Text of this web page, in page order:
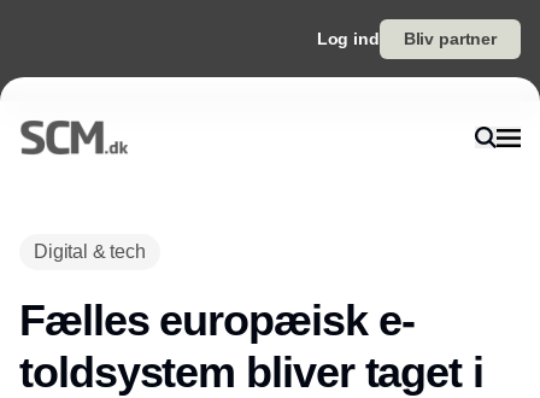
Log ind Bliv partner
Digital & tech
Fælles europæisk e-
toldsystem bliver taget i